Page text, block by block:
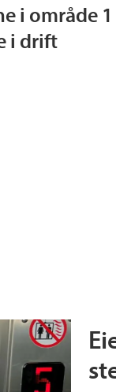
i område
i drift